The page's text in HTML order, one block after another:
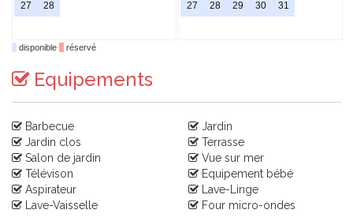
27 28 27 28 29 30 31
disponible réservé
Equipements
Barbecue
Jardin
Jardin clos
Terrasse
Salon de jardin
Vue sur mer
Télévison
Equipement bébé
Aspirateur
Lave-Linge
Lave-Vaisselle
Four micro-ondes